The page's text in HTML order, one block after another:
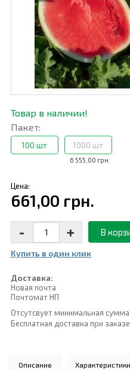
Товар в наличии!
Пакет:
100 шт
6 555,00 грн.
1000 шт
Цена:
661,00 грн.
- + В
Купить в один клик
Доставка:
Новая почта
Почтомат НП
Отсутсвует минимальная сумма
Бесплатная доставка при
Описание Характеристики